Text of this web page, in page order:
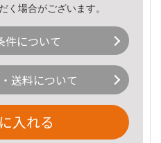
く場合がございます。
件について
送料について
入れる